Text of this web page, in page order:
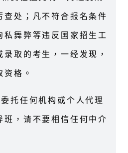
查处；凡不符合报名条件
私舞弊等违反国家招生工
取的考生，一经发现，
格。
托任何机构或个人代理
班，请不要相信任何中介